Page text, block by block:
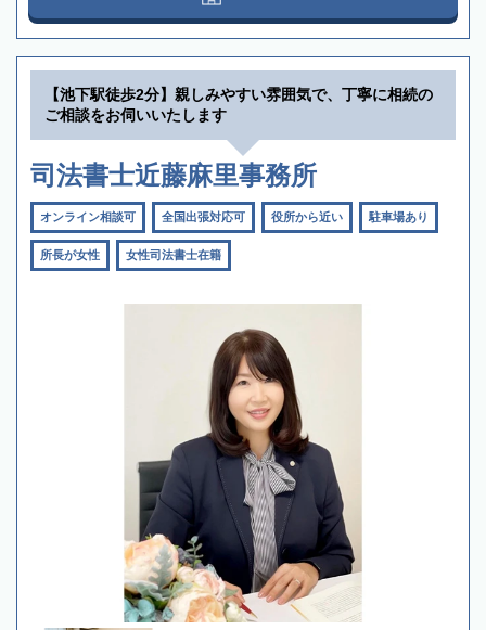
【池下駅徒歩2分】親しみやすい雰囲気で、丁寧に相続の
ご相談をお伺いいたします
司法書士近藤麻里事務所
オンライン相談可 全国出張対応可 役所から近い 駐車場あり
所長が女性 女性司法書士在籍